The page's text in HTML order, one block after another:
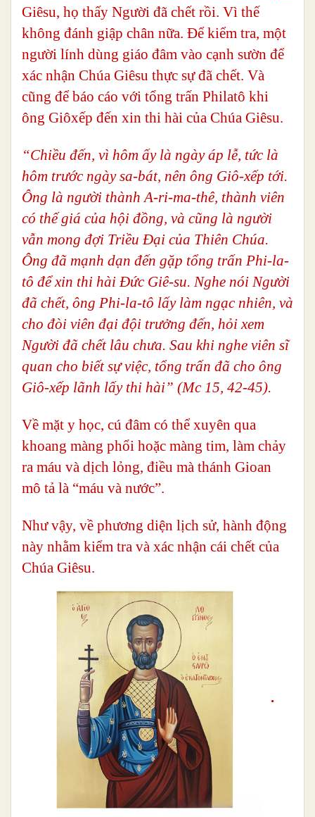
Giêsu, họ thấy Người đã chết rồi. Vì thế
không đánh giập chân nữa. Để kiểm tra, một
người lính dùng giáo đâm vào cạnh sườn để
xác nhận Chúa Giêsu thực sự đã chết. Và
cũng để báo cáo với tổng trấn Philatô khi
ông Giôxếp đến xin thi hài của Chúa Giêsu.
“Chiều đến, vì hôm ấy là ngày áp lễ, tức là
hôm trước ngày sa-bát, nên ông Giô-xếp tới.
Ông là người thành A-ri-ma-thê, thành viên
có thế giá của hội đồng, và cũng là người
vẫn mong đợi Triều Đại của Thiên Chúa.
Ông đã mạnh dạn đến gặp tổng trấn Phi-la-
tô để xin thi hài Đức Giê-su. Nghe nói Người
đã chết, ông Phi-la-tô lấy làm ngạc nhiên, và
cho đòi viên đại đội trưởng đến, hỏi xem
Người đã chết lâu chưa. Sau khi nghe viên sĩ
quan cho biết sự việc, tổng trấn đã cho ông
Giô-xếp lãnh lấy thi hài” (Mc 15, 42-45).
Về mặt y học, cú đâm có thể xuyên qua
khoang màng phổi hoặc màng tim, làm chảy
ra máu và dịch lỏng, điều mà thánh Gioan
mô tả là “máu và nước”.
Như vậy, về phương diện lịch sử, hành động
này nhằm kiểm tra và xác nhận cái chết của
Chúa Giêsu.
.